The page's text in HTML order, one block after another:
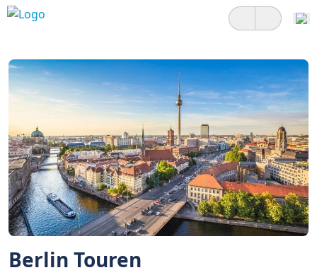
Berlin Touren